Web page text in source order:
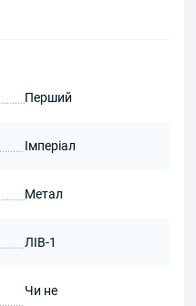
Перший
Імперіал
Метал
ЛІВ-1
Чи не